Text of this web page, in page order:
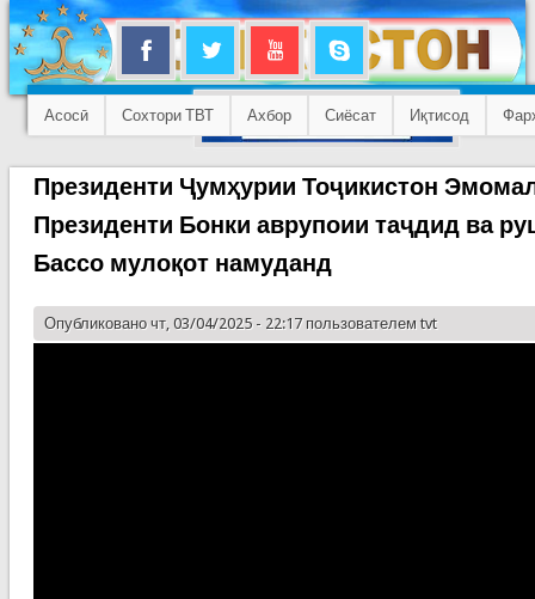
Асосӣ Сохтори ТВТ Ахбор Сиёсат Иқтисод
Президенти Ҷумҳурии Тоҷикистон
Президенти Бонки аврупоии таҷдид ва
Бассо мулоқот намуданд
Опубликовано чт, 03/04/2025 - 22:17 пользователем tvt